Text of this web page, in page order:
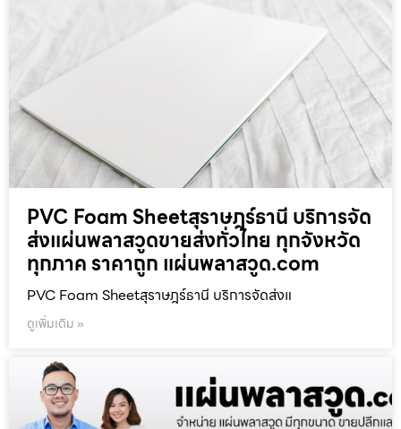
PVC Foam Sheetสุราษฎร์ธานี บริการจัด
ส่งแผ่นพลาสวูดขายส่งทั่วไทย ทุกจังหวัด
ทุกภาค ราคาถูก แผ่นพลาสวูด.com
PVC Foam Sheetสุราษฎร์ธานี บริการจัดส่งแ
ดูเพิ่มเติม »